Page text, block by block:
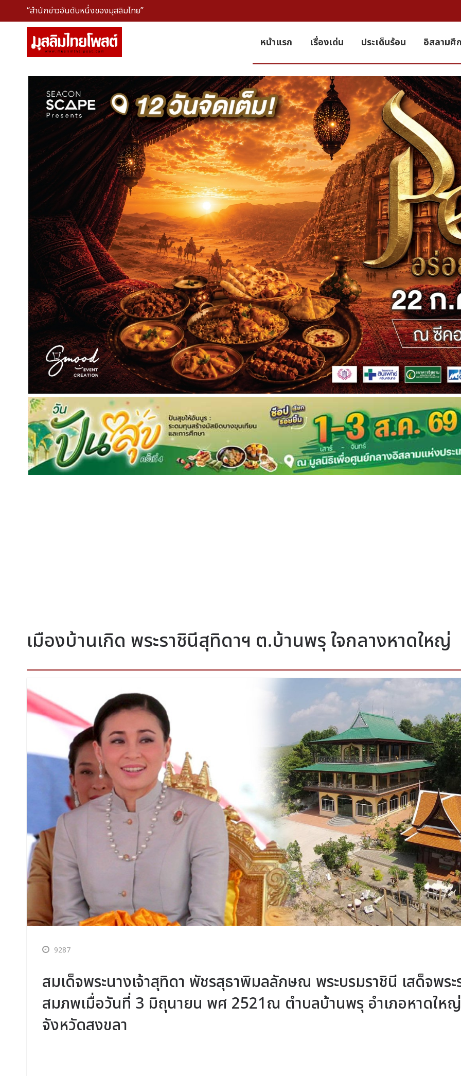
“สำนักข่าวอันดับหนึ่งของมุสลิมไทย”
หน้าแรก เรื่องเด่น ประเด็นร้อน อิสลามศึ
เมืองบ้านเกิด พระราชินีสุทิดาฯ ต.บ้านพรุ ใจกลางหาดใหญ่
9287
สมเด็จพระนางเจ้าสุทิดา พัชรสุธาพิมลลักษณ พระบรมราชินี เสด็จพระ
สมภพเมื่อวันที่ 3 มิถุนายน พศ 2521ณ ตำบลบ้านพรุ อำเภอหาดใหญ่
จังหวัดสงขลา